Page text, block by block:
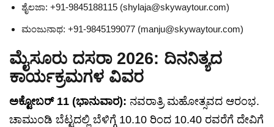
ಶೈಲಜಾ: +91-9845188115 (shylaja@skywaytour.com)
ಮಂಜುನಾಥ: +91-9845199077 (manju@skywaytour.com)
ಮೈಸೂರು ದಸರಾ 2026: ದಿನನಿತ್ಯದ
ಕಾರ್ಯಕ್ರಮಗಳ ವಿವರ
ಅಕ್ಟೋಬರ್ 11 (ಭಾನುವಾರ): ನವರಾತ್ರಿ ಮಹೋತ್ಸವದ ಆರಂಭ.
ಚಾಮುಂಡಿ ಬೆಟ್ಟದಲ್ಲಿ ಬೆಳಿಗ್ಗೆ 10.10 ರಿಂದ 10.40 ರವರೆಗೆ ದೇವಿಗೆ